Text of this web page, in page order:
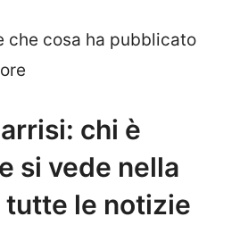
che cosa ha pubblicato
chi è
si vede nella
le notizie